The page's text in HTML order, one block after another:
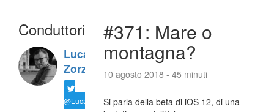
Conduttori
Luca
Zorzi
@LucaTNT
#371: Mare o
montagna?
10 agosto 2018 - 45 minuti
Si parla della beta di iOS 12, di una